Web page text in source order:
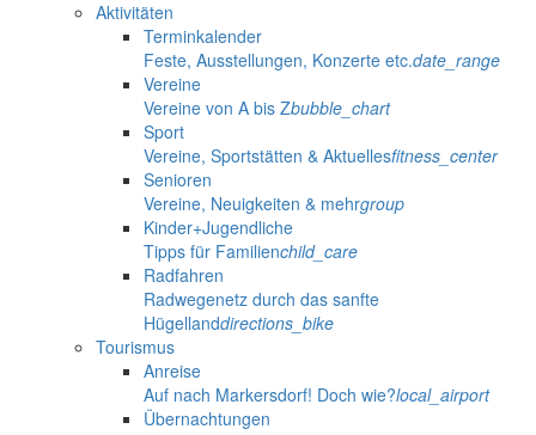
Aktivitäten
Terminkalender
Feste, Ausstellungen, Konzerte etc.date_range
Vereine
Vereine von A bis Zbubble_chart
Sport
Vereine, Sportstätten & Aktuellesfitness_center
Senioren
Vereine, Neuigkeiten & mehrgroup
Kinder+Jugendliche
Tipps für Familienchild_care
Radfahren
Radwegenetz durch das sanfte
Hügellanddirections_bike
Tourismus
Anreise
Auf nach Markersdorf! Doch wie?local_airport
Übernachtungen